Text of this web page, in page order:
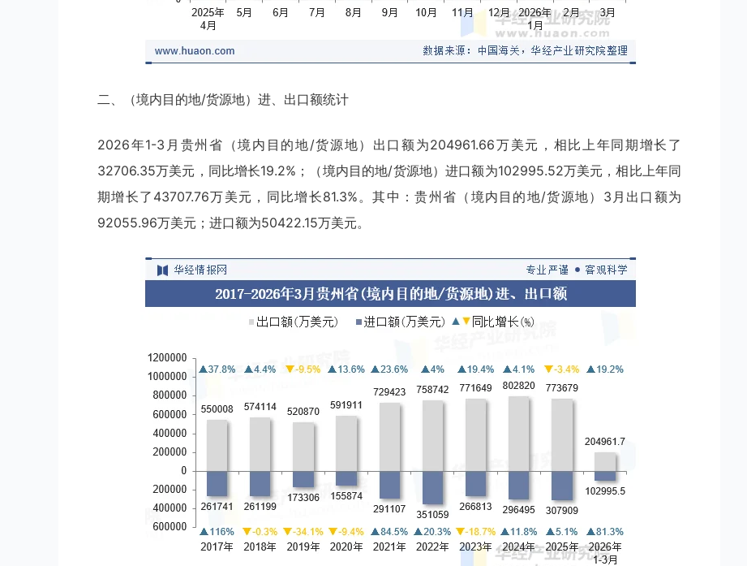
二、（境内目的地/货源地）进、出口额统计
2026年1-3月贵州省（境内目的地/货源地）出口额为204961.66万美元，相比上年同期增长了
32706.35万美元，同比增长19.2%；（境内目的地/货源地）进口额为102995.52万美元，相比上年同
期增长了43707.76万美元，同比增长81.3%。其中：贵州省（境内目的地/货源地）3月出口额为
92055.96万美元；进口额为50422.15万美元。